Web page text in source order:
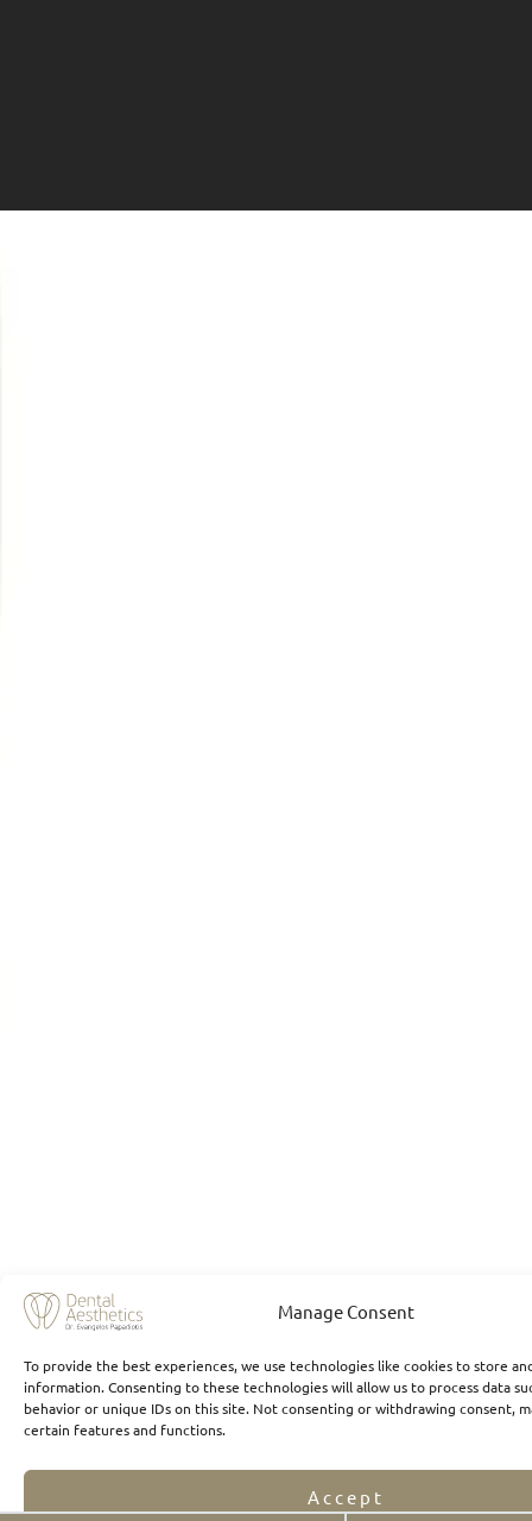
Manage Consent
To provide the best experiences, we use technologies like cookies to store
information. Consenting to these technologies will allow us to process data
behavior or unique IDs on this site. Not consenting or withdrawing consent,
certain features and functions.
Accept